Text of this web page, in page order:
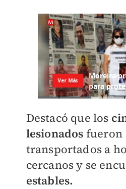
Destacó que los
lesionados fueron
transportados a
cercanos y se
estables.